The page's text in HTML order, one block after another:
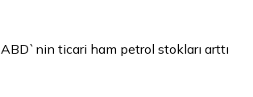
ABD`nin ticari ham petrol stokları arttı